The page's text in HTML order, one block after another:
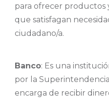
para ofrecer productos
que satisfagan
ciudadano/a.
Banco: Es una
por la
encarga de recibir